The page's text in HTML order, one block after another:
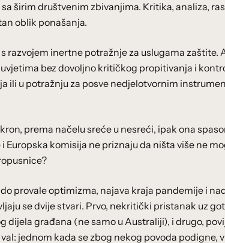
širim društvenim zbivanjima. Kritika, analiza,
oblik ponašanja.
razvojem inertne potražnje za uslugama zaštite.
bez dovoljno kritičkog propitivanja i
ili u potražnju za posve nedjelotvornim
prema načelu sreće u nesreći, ipak ona
Europska komisija ne priznaju da ništa više ne
provale optimizma, najava kraja pandemije i
se dvije stvari. Prvo, nekritički pristanak uz
dijela građana (ne samo u Australiji), i drugo,
jednom kada se zbog nekog povoda podigne,